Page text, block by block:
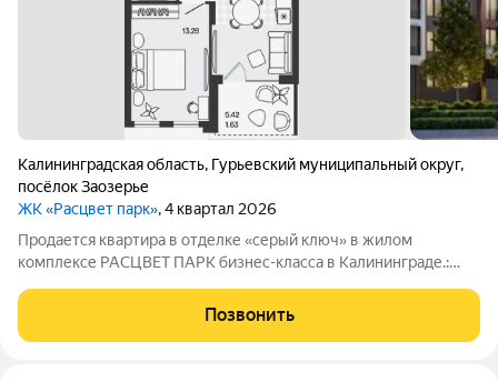
Калининградская область, Гурьевский муниципальный округ,
посёлок Заозерье
ЖК «Расцвет парк», 4 квартал 2026
Продается квартира в отделке «серый ключ» в жилом
комплексе РАСЦВЕТ ПАРК бизнес-класса в Калининграде.:
Виды на озеро и природу благодаря панорамному остеклению.
Продуманная
Позвонить